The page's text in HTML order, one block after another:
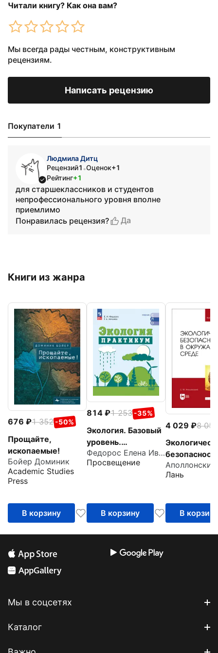
Читали книгу? Как она вам?
Мы всегда рады честным, конструктивным
рецензиям.
Написать рецензию
Покупатели 1
Людмила Дитц
Рецензий1 •Оценок+1
Рейтинг+1
для старшеклассников и студентов
непрофессионального уровня вполне
приемлимо
Понравилась рецензия?
Да
Книги из жанра
676 1 352 -50%
Прощайте,
ископаемые!
Бойер Доминик
Academic Studies
Press
В корзину
814 1 253 -35%
Экология. Базовый
уровень.
Практикум.
Учебное пособие
Федорос Елена Ивановна
Просвещение
В корзину
4 029
8 057
окружающей
среде.
Лань
В корзину
Мы в соцсетях
Каталог